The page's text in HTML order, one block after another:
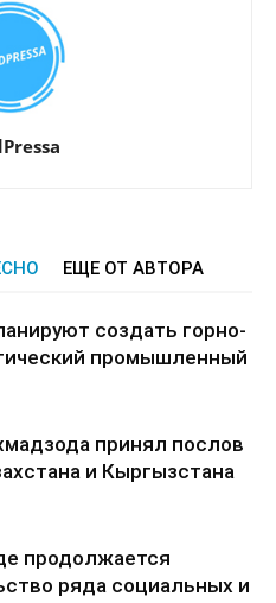
ЕЩЕ ОТ АВТОРА
создать горно-
промышленный
принял послов
и Кыргызстана
продолжается
ряда социальных и